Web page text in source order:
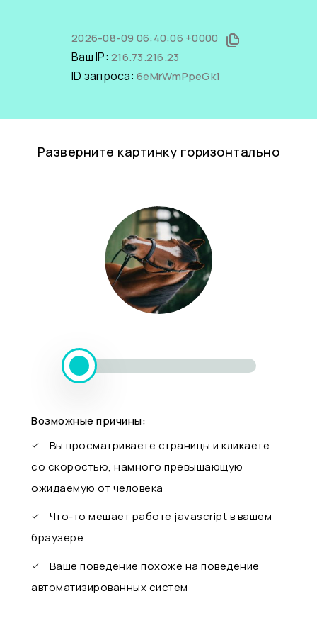
2026-08-09 06:40:06 +0000
Ваш IP: 216.73.216.23
ID запроса: 6eMrWmPpeGk1
Разверните картинку горизонтально
Возможные причины:
Вы просматриваете страницы и кликаете
со скоростью, намного превышающую
ожидаемую от человека
Что-то мешает работе javascript в вашем
браузере
Ваше поведение похоже на поведение
автоматизированных систем